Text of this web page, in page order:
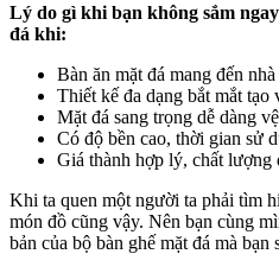
Lý do gì khi bạn không sắm
đá khi:
Bàn ăn mặt đá mang đến
Thiết kế đa dạng bắt mắt tạo
Mặt đá sang trọng dễ dàng
Có độ bền cao, thời gian sử
Giá thành hợp lý, chất lượng
Khi ta quen một người ta phải tìm
món đồ cũng vậy. Nên bạn cùng
bản của bộ bàn ghế mặt đá mà bạn